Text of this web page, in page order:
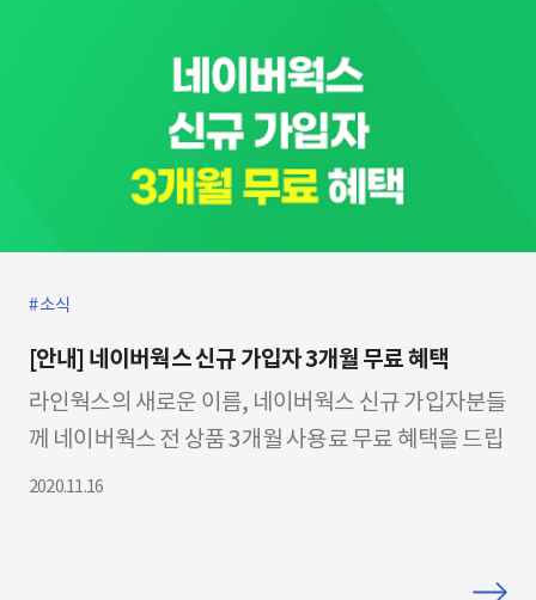
이버웍스만의 기술과 장점 ? 네이버와 ​라인의 글로벌
안정성을 그대~로! ? 누구나 쉽게 쓰는 ​‘네이버 메일’
에 보안과 편의성을
소식
[안내] 네이버웍스 신규 가입자 3개월 무료 혜택
라인웍스의 새로운 이름, 네이버웍스 신규 가입자분들
께 네이버웍스 전 상품 3개월 사용료 무료 혜택을 드립
니다! 글로벌 10만 고객사가 선택한 네이버웍스, 이번
2020.11.16